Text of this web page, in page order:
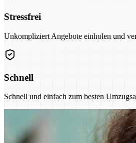
Stressfrei
Unkompliziert Angebote einholen und
Schnell
Schnell und einfach zum besten